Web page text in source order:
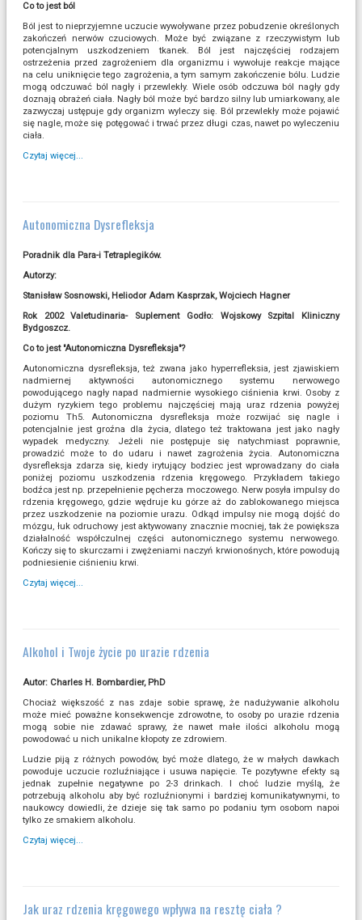
Co to jest ból
Ból jest to nieprzyjemne uczucie wywoływane przez pobudzenie określonych
zakończeń nerwów czuciowych. Może być związane z rzeczywistym lub
potencjalnym uszkodzeniem tkanek. Ból jest najczęściej rodzajem
ostrzeżenia przed zagrożeniem dla organizmu i wywołuje reakcje mające
na celu uniknięcie tego zagrożenia, a tym samym zakończenie bólu. Ludzie
mogą odczuwać ból nagły i przewlekły. Wiele osób odczuwa ból nagły gdy
doznają obrażeń ciała. Nagły ból może być bardzo silny lub umiarkowany, ale
zazwyczaj ustępuje gdy organizm wyleczy się. Ból przewlekły może pojawić
się nagle, może się potęgować i trwać przez długi czas, nawet po wyleczeniu
ciała.
Czytaj więcej...
Autonomiczna Dysrefleksja
Poradnik dla Para-i Tetraplegików.
Autorzy:
Stanisław Sosnowski, Heliodor Adam Kasprzak, Wojciech Hagner
Rok 2002 Valetudinaria- Suplement Godło: Wojskowy Szpital Kliniczny
Bydgoszcz.
Co to jest "Autonomiczna Dysrefleksja"?
Autonomiczna dysrefleksja, też zwana jako hyperrefleksia, jest zjawiskiem
nadmiernej aktywności autonomicznego systemu nerwowego
powodującego nagły napad nadmiernie wysokiego ciśnienia krwi. Osoby z
dużym ryzykiem tego problemu najczęściej mają uraz rdzenia powyżej
poziomu Th5. Autonomiczna dysrefleksja może rozwijać się nagle i
potencjalnie jest groźna dla życia, dlatego też traktowana jest jako nagły
wypadek medyczny. Jeżeli nie postępuje się natychmiast poprawnie,
prowadzić może to do udaru i nawet zagrożenia życia. Autonomiczna
dysrefleksja zdarza się, kiedy irytujący bodziec jest wprowadzany do ciała
poniżej poziomu uszkodzenia rdzenia kręgowego. Przykładem takiego
bodźca jest np. przepełnienie pęcherza moczowego. Nerw posyła impulsy do
rdzenia kręgowego, gdzie wędruje ku górze aż do zablokowanego miejsca
przez uszkodzenie na poziomie urazu. Odkąd impulsy nie mogą dojść do
mózgu, łuk odruchowy jest aktywowany znacznie mocniej, tak że powiększa
działalność współczulnej części autonomicznego systemu nerwowego.
Kończy się to skurczami i zwężeniami naczyń krwionośnych, które powodują
podniesienie ciśnieniu krwi.
Czytaj więcej...
Alkohol i Twoje życie po urazie rdzenia
Autor: Charles H. Bombardier, PhD
Chociaż większość z nas zdaje sobie sprawę, że nadużywanie alkoholu
może mieć poważne konsekwencje zdrowotne, to osoby po urazie rdzenia
mogą sobie nie zdawać sprawy, że nawet małe ilości alkoholu mogą
powodować u nich unikalne kłopoty ze zdrowiem.
Ludzie piją z różnych powodów, być może dlatego, że w małych dawkach
powoduje uczucie rozluźniające i usuwa napięcie. Te pozytywne efekty są
jednak zupełnie negatywne po 2-3 drinkach. I choć ludzie myślą, że
potrzebują alkoholu aby być rozluźnionymi i bardziej komunikatywnymi, to
naukowcy dowiedli, że dzieje się tak samo po podaniu tym osobom napoi
tylko ze smakiem alkoholu.
Czytaj więcej...
Jak uraz rdzenia kręgowego wpływa na resztę ciała ?